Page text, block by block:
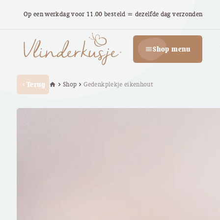
Op een werkdag voor 11.00 besteld = dezelfde dag verzonden
menuShop menu
chevron_left Terug home chevron_right Shop chevron_rightGedenkplekje eikenhout